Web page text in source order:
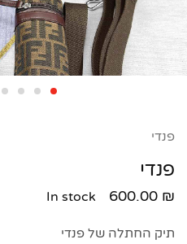
פנדי
פנדי
600.00 ₪
In stock
תיק החתלה של פנדי